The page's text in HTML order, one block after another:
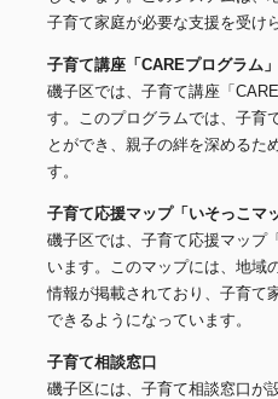
子育て家庭が必要な支援を受け
子育て講座「CAREプログラム」
磯子区では、子育て講座「
す。このプログラムでは、子育
とができ、親子の絆を深めるた
す。
子育て応援マップ「いそっこマ
磯子区では、子育て応援マップ
います。このマップには、地域
情報が掲載されており、子育て
できるようになっています。
子育て相談窓口
磯子区には、子育て相談窓口が